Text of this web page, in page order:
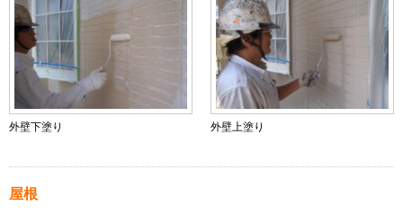
外壁下塗り 外壁上塗り
屋根